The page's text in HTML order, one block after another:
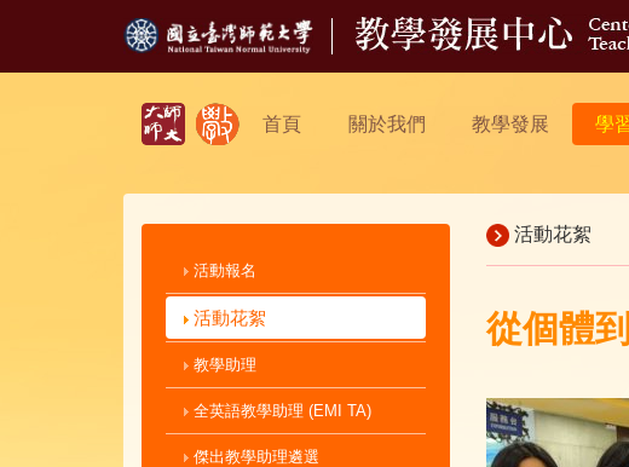
首頁 關於我們 教學發展 學
活動報名
活動花絮
教學助理
全英語教學助理 (EMI TA)
傑出教學助理遴選
活動花絮
從個體